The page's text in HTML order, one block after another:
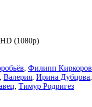
(1080p)
, Филипп Киркоров
, Валерия, Ирина Дубцова,
, Тимур Родригез